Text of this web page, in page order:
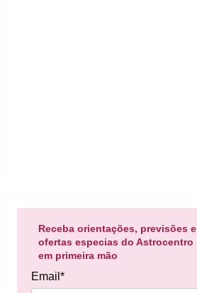
Receba orientações, previsões e
ofertas especias do Astrocentro
em primeira mão
Email*